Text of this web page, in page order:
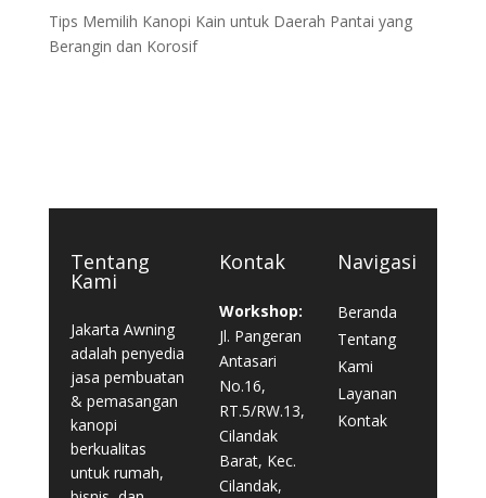
Tips Memilih Kanopi Kain untuk Daerah Pantai yang
Berangin dan Korosif
Tentang
Kami
Jakarta Awning
adalah penyedia
jasa pembuatan
& pemasangan
kanopi
berkualitas
untuk rumah,
Kontak
Workshop:
Jl. Pangeran
Antasari
No.16,
RT.5/RW.13,
Cilandak
Barat, Kec.
Cilandak,
Navigasi
Beranda
Tentang
Kami
Layanan
Kontak